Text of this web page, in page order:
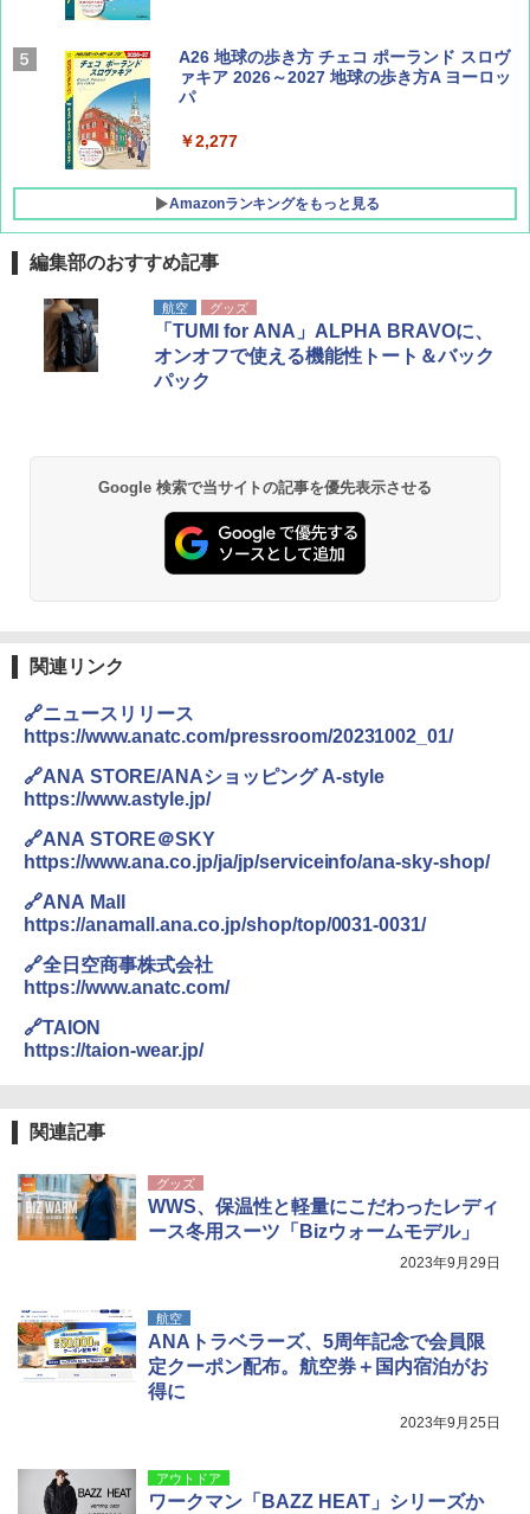
AIRLINE（エアライン）2026年9月号【特
集】ボーイング110周年を祝して！
A26 地球の歩き方 チェコ ポーランド スロヴ
ァキア 2026～2027 地球の歩き方A ヨーロッ
パ
￥2,277
Amazonランキングをもっと見る
[キャンパーズコレクション 山善] ポップアッ
プテント 傘みたいに広げて畳める パッとサ
ッとサンシェード キューブ フルクローズ メ
ッシュ 簡単設置 ワンタッチテント キャンプ
&ハイキング カーキ PATC-150(KH)
PYKES PEAK (パイクスピーク) 着替えテン
ト プライバシー テント 【中が透けない】 1
人用 折りたたみ 防災グッズ 災害用トイレ ビ
ーチ ピクニック ポップアップテント 携帯 簡
易 トイレテント (ブラック)
テント ワンタッチ RENEW 幅200 2-3人用 43
500002(88859)
￥5,999
[キャンパーズコレクション 山善] 傘みたいに
広げるだけ パッとサッとテント ブラックコ
ーティング フルクローズ メッシュ 3-4人用
ュ(BC仕様) PATC-150B(EB)
￥9,990
広げるだけ パッとサッとテント キューブワ
GRANDOOR ステンレス保冷剤 2個セット 2
026リニューアル 急速冷凍 空間倍増 衛生的
コンパクト 保冷力長持ち
￥2,980
BUNDOK(バンドック)ソロ ドーム 1 EX BDK
レーム ドーム型 テント
￥14,800
DEWEL パラソル 大型 ビーチ アウトドアパ
￥6,459
ポインターライト 強力 小型 緑色/赤色/青紫色
USB充電式 高精度 超長距離照射 長時間使用
ンパクト多機能設計 持ち運び便利 アウトド
ア/オフィス/教育現場/展示会用 緑
熊撃退スプレー 熊よけスプレー 熊スプレー
【日本企業販売】超強力クマ対策スプレー 30
付き ヒグマ・イノシシ対策 自治体・教育機
編集部のおすすめ記事
航空 グッズ
「TUMI for ANA」ALPHA BRAVOに、
オンオフで使える機能性トート＆バック
パック
Google 検索で当サイトの記事を優先表示させる
関連リンク
🔗ニュースリリース
https://www.anatc.com/pressroom/20231002_01/
🔗ANA STORE/ANAショッピング A-style
https://www.astyle.jp/
🔗ANA STORE＠SKY
https://www.ana.co.jp/ja/jp/serviceinfo/ana-sky-shop/
🔗ANA Mall
https://anamall.ana.co.jp/shop/top/0031-0031/
🔗全日空商事株式会社
https://www.anatc.com/
🔗TAION
https://taion-wear.jp/
関連記事
グッズ
WWS、保温性と軽量にこだわったレディ
ース冬用スーツ「Bizウォームモデル」
2023年9月29日
航空
ANAトラベラーズ、5周年記念で会員限
定クーポン配布。航空券＋国内宿泊がお
得に
2023年9月25日
アウトドア
ワークマン「BAZZ HEAT」シリーズか